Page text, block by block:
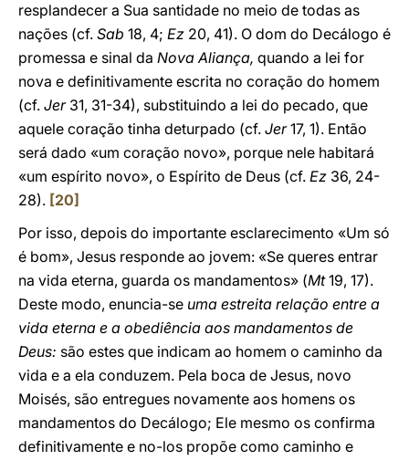
resplandecer a Sua santidade no meio de todas as
nações (cf. Sab 18, 4; Ez 20, 41). O dom do Decálogo é
promessa e sinal da Nova Aliança, quando a lei for
nova e definitivamente escrita no coração do homem
(cf. Jer 31, 31-34), substituindo a lei do pecado, que
aquele coração tinha deturpado (cf. Jer17, 1). Então
será dado «um coração novo», porque nele habitará
«um espírito novo», o Espírito de Deus (cf. Ez 36, 24-
28). [20]
Por isso, depois do importante esclarecimento «Um só
é bom», Jesus responde ao jovem: «Se queres entrar
na vida eterna, guarda os mandamentos» (Mt19, 17).
Deste modo, enuncia-se uma estreita relação entre a
vida eterna e a obediência aos mandamentos de
Deus: são estes que indicam ao homem o caminho da
vida e a ela conduzem. Pela boca de Jesus, novo
Moisés, são entregues novamente aos homens os
mandamentos do Decálogo; Ele mesmo os confirma
definitivamente e no-los propõe como caminho e